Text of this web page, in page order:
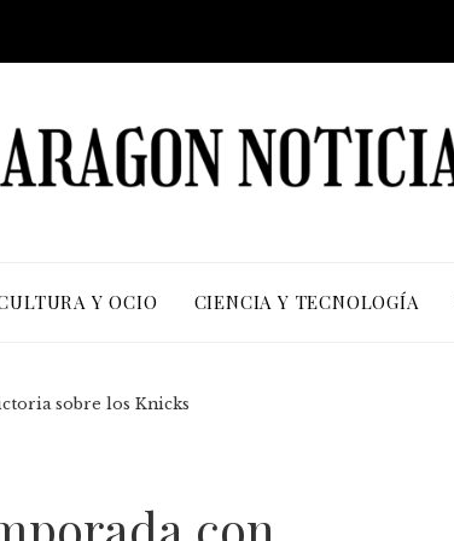
Y OCIO CIENCIA Y TECNOLOGÍA
sobre los Knicks